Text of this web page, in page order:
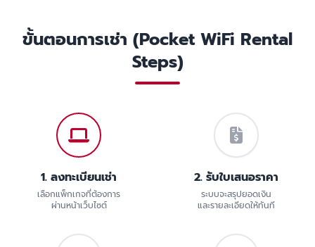
ขั้นตอนการเช่า (Pocket WiFi Rental
Steps)
1. ลงทะเบียนเช่า
เลือกแพ็กเกจที่ต้องการ
ผ่านหน้าเว็บไซต์
2. รับใบเสนอราคา
ระบบจะสรุปยอดเงิน
และรายละเอียดให้ทันที